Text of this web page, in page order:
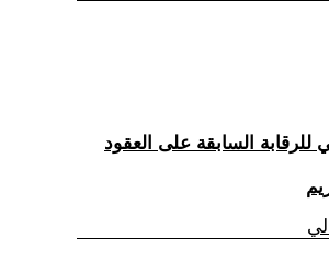
للرقابة السابقة على العقود